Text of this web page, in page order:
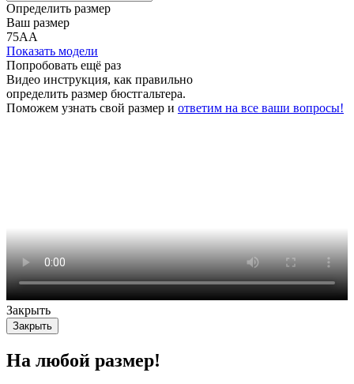
Определить размер
Ваш размер
75АА
Показать модели
Попробовать ещё раз
Видео инструкция, как правильно
определить размер бюстгальтера.
Поможем узнать свой размер и ответим на все ваши вопросы!
Закрыть
Закрыть
На любой размер!